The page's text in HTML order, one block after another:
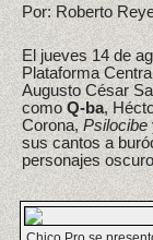
Por: Roberto
El jueves 14 de
Plataforma
Augusto César
comoQ-ba,
Corona,Psilocibe
sus cantos a
personajes